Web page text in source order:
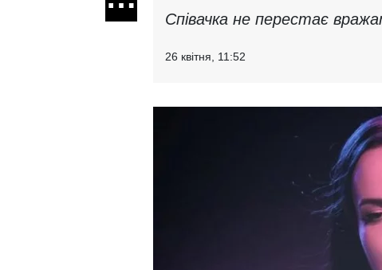
Співачка не перестає
26 квітня, 11:52